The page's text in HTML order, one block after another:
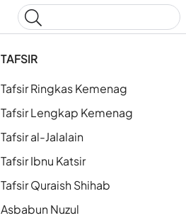
TAFSIR
Tafsir Ringkas Kemenag
Tafsir Lengkap Kemenag
Tafsir al-Jalalain
Tafsir Ibnu Katsir
Tafsir Quraish Shihab
Asbabun Nuzul